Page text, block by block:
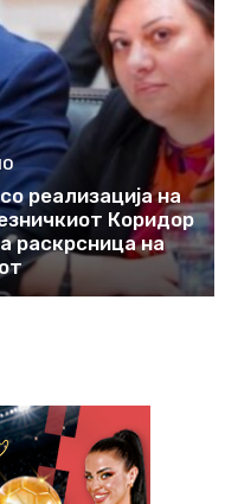
реализација на
Коридор
раскрсница на